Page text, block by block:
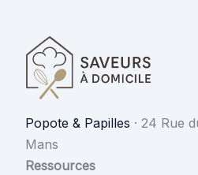
Popote & Papilles · 24 Rue
Mans
Ressources